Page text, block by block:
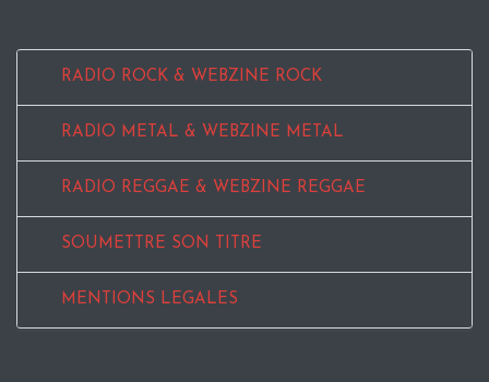
RADIO ROCK & WEBZINE ROCK
RADIO METAL & WEBZINE METAL
RADIO REGGAE & WEBZINE REGGAE
SOUMETTRE SON TITRE
MENTIONS LEGALES